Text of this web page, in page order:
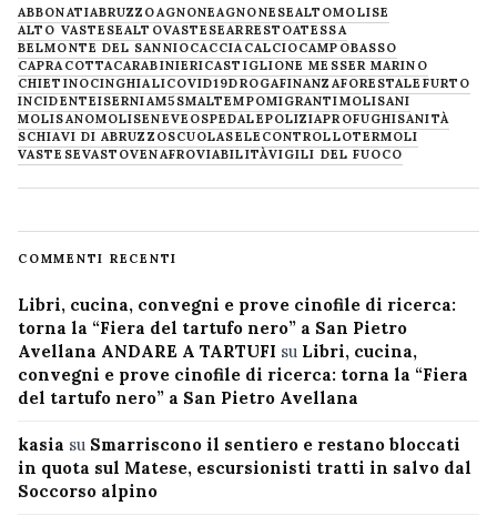
ABBONATIABRUZZOAGNONEAGNONESEALTOMOLISE
ALTO VASTESEALTOVASTESEARRESTOATESSA
BELMONTE DEL SANNIOCACCIACALCIOCAMPOBASSO
CAPRACOTTACARABINIERICASTIGLIONE MESSER MARINO
CHIETINOCINGHIALICOVID19DROGAFINANZAFORESTALE FURTO
INCIDENTEISERNIAM5SMALTEMPOMIGRANTIMOLISANI
MOLISANOMOLISENEVE OSPEDALEPOLIZIAPROFUGHISANITÀ
SCHIAVI DI ABRUZZOSCUOLASELECONTROLLOTERMOLI
VASTESEVASTOVENAFROVIABILITÀVIGILI DEL FUOCO
COMMENTI RECENTI
Libri, cucina, convegni e prove cinofile di ricerca:
torna la “Fiera del tartufo nero” a San Pietro
Avellana ANDARE A TARTUFI su Libri, cucina,
convegni e prove cinofile di ricerca: torna la “Fiera
del tartufo nero” a San Pietro Avellana
kasia su Smarriscono il sentiero e restano bloccati
in quota sul Matese, escursionisti tratti in salvo dal
Soccorso alpino